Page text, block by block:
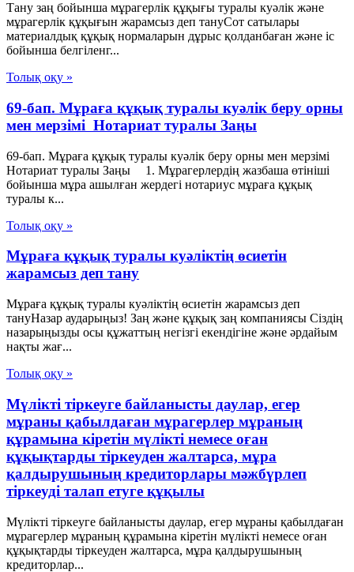
Тану заң бойынша мұрагерлік құқығы туралы куәлік және
мұрагерлік құқығын жарамсыз деп тануСот сатылары
материалдық құқық нормаларын дұрыс қолданбаған және іс
бойынша белгіленг...
Толық оқу »
69-бап. Мұраға құқық туралы куәлiк беру орны
мен мерзiмi Нотариат туралы Заңы
69-бап. Мұраға құқық туралы куәлiк беру орны мен мерзiмi
Нотариат туралы Заңы 1. Мұрагерлердiң жазбаша өтiнiшi
бойынша мұра ашылған жердегi нотариус мұраға құқық
туралы к...
Толық оқу »
Мұраға құқық туралы куәліктің өсиетін
жарамсыз деп тану
Мұраға құқық туралы куәліктің өсиетін жарамсыз деп
тануНазар аударыңыз! Заң және құқық заң компаниясы Сіздің
назарыңызды осы құжаттың негізгі екендігіне және әрдайым
нақты жағ...
Толық оқу »
Мүлікті тіркеуге байланысты даулар, егер
мұраны қабылдаған мұрагерлер мұраның
құрамына кіретін мүлікті немесе оған
құқықтарды тіркеуден жалтарса, мұра
қалдырушының кредиторлары мәжбүрлеп
тіркеуді талап етуге құқылы
Мүлікті тіркеуге байланысты даулар, егер мұраны қабылдаған
мұрагерлер мұраның құрамына кіретін мүлікті немесе оған
құқықтарды тіркеуден жалтарса, мұра қалдырушының
кредиторлар...